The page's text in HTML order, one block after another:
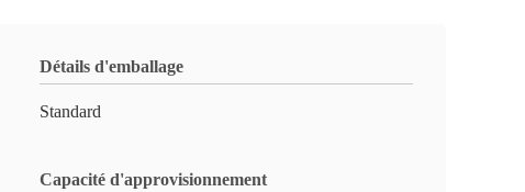
Détails d'emballage
Standard
Capacité d'approvisionnement